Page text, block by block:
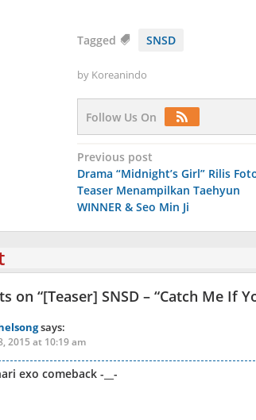
Tagged SNSD
by Koreanindo
Follow Us On
Post
navigation
Previous post
Drama “Midnight’s Girl” Rilis
Teaser Menampilkan Taehyun
WINNER & Seo Min Ji
on “[Teaser] SNSD – “Catch Me If
says:
2015 at 10:19 am
exo comeback -__-